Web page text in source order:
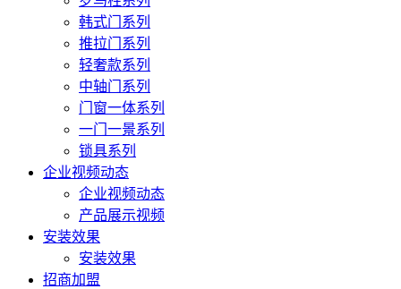
韩式门系列
推拉门系列
轻奢款系列
中轴门系列
门窗一体系列
一门一景系列
锁具系列
企业视频动态
企业视频动态
产品展示视频
安装效果
安装效果
招商加盟